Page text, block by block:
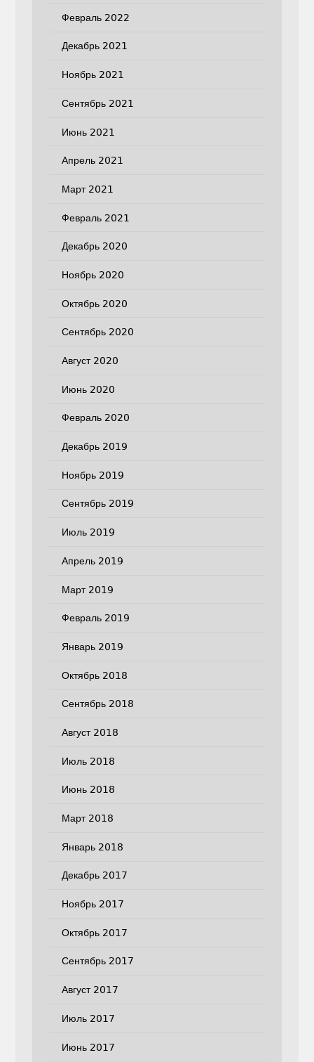
Февраль 2022
Декабрь 2021
Ноябрь 2021
Сентябрь 2021
Июнь 2021
Апрель 2021
Март 2021
Февраль 2021
Декабрь 2020
Ноябрь 2020
Октябрь 2020
Сентябрь 2020
Август 2020
Июнь 2020
Февраль 2020
Декабрь 2019
Ноябрь 2019
Сентябрь 2019
Июль 2019
Апрель 2019
Март 2019
Февраль 2019
Январь 2019
Октябрь 2018
Сентябрь 2018
Август 2018
Июль 2018
Июнь 2018
Март 2018
Январь 2018
Декабрь 2017
Ноябрь 2017
Октябрь 2017
Сентябрь 2017
Август 2017
Июль 2017
Июнь 2017